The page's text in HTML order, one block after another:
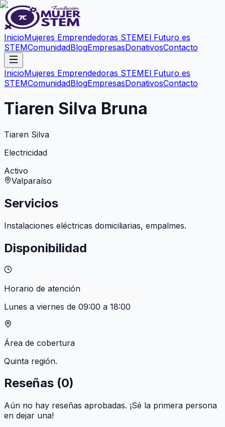
InicioMujeres Emprendedoras STEMEl Futuro es
STEMComunidadBlogEmpresasDonativosContacto
InicioMujeres Emprendedoras STEMEl Futuro es
STEMComunidadBlogEmpresasDonativosContacto
Tiaren Silva Bruna
Tiaren Silva
Electricidad
Activo
Valparaíso
Servicios
Instalaciones eléctricas domiciliarias, empalmes.
Disponibilidad
Horario de atención
Lunes a viernes de 09:00 a 18:00
Área de cobertura
Quinta región.
Reseñas (0)
Aún no hay reseñas aprobadas. ¡Sé la primera persona
en dejar una!